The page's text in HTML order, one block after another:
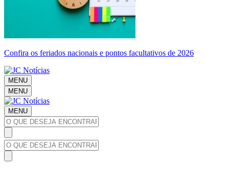
Confira os feriados nacionais e pontos facultativos de 2026
MENU
MENU
MENU